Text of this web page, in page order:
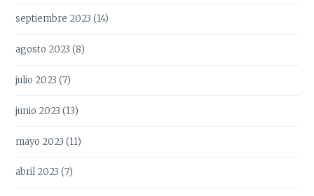
septiembre 2023 (14)
agosto 2023 (8)
julio 2023 (7)
junio 2023 (13)
mayo 2023 (11)
abril 2023 (7)